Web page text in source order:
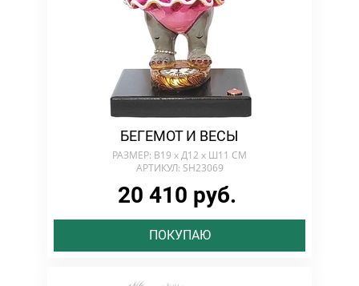
БЕГЕМОТ И ВЕСЫ
РАЗМЕР: В19 х Д12 х Ш11 СМ
АРТИКУЛ: SH23069
20 410 руб.
ПОКУПАЮ